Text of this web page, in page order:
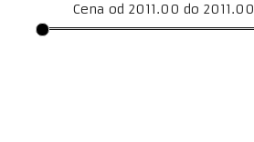
Cena od 2011.00 do 2011.00